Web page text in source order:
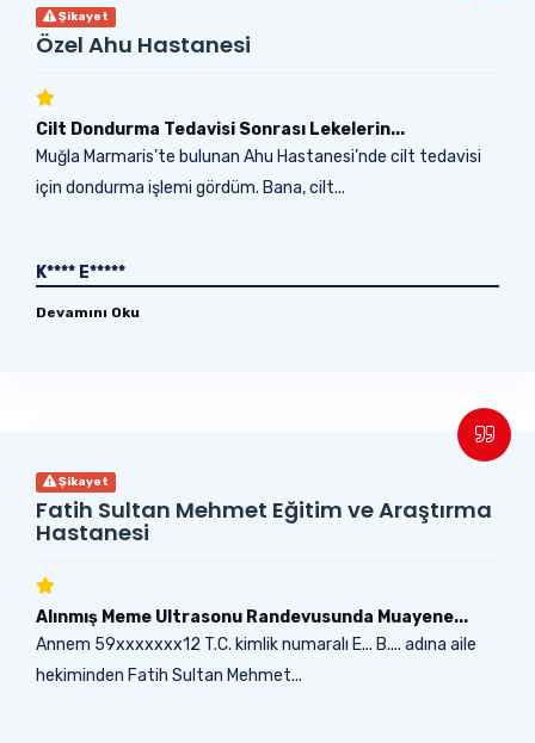
Şikayet
Özel Ahu Hastanesi
Cilt Dondurma Tedavisi Sonrası Lekelerin...
Muğla Marmaris’te bulunan Ahu Hastanesi’nde cilt tedavisi
için dondurma işlemi gördüm. Bana, cilt...
K**** E*****
Devamını Oku
Şikayet
Fatih Sultan Mehmet Eğitim ve Araştırma
Hastanesi
Alınmış Meme Ultrasonu Randevusunda Muayene...
Annem 59xxxxxxx12 T.C. kimlik numaralı E... B.... adına aile
hekiminden Fatih Sultan Mehmet...